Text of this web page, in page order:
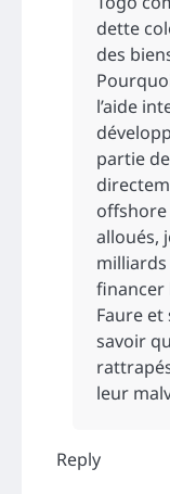
dette
des
l’aide
partie
offshore
alloués,
financer
Faure
savoir
leur
Reply